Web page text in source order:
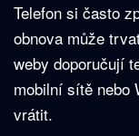
Telefon si často
obnova může
weby doporučují
mobilní sítě nebo
vrátit.